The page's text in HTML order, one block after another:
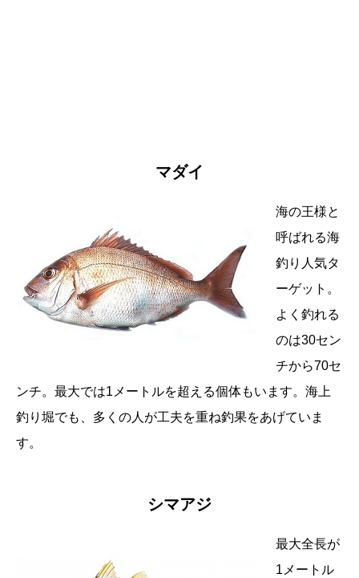
マダイ
海の王様と
呼ばれる海
釣り人気タ
ーゲット。
よく釣れる
のは30セン
チから70セ
ンチ。最大では1メートルを超える個体もいます。海上
釣り堀でも、多くの人が工夫を重ね釣果をあげていま
す。
シマアジ
最大全長が
1メートル